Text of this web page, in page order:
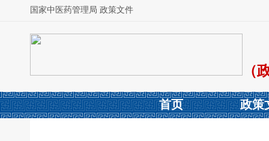
国家中医药管理局 政策文件
（
首页 政策